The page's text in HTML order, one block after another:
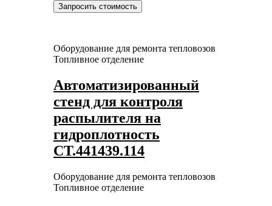
Запросить стоимость
Оборудование для ремонта тепловозов
Топливное отделение
Автоматизированный
стенд для контроля
распылителя на
гидроплотность
СТ.441439.114
Оборудование для ремонта тепловозов
Топливное отделение